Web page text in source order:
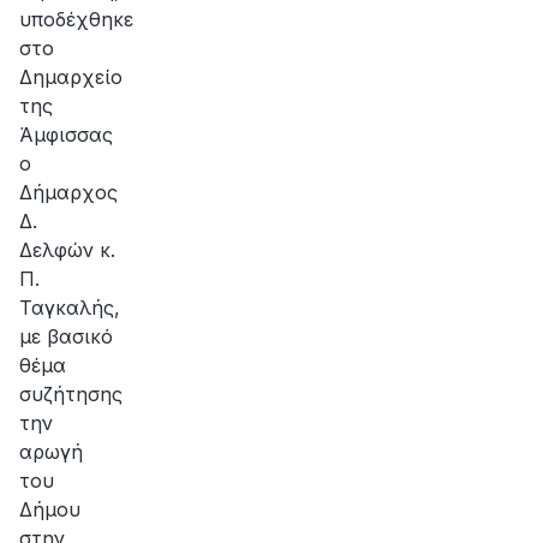
υποδέχθηκε
στο
Δημαρχείο
της
Άμφισσας
ο
Δήμαρχος
Δ.
Δελφών κ.
Π.
Ταγκαλής,
με βασικό
θέμα
συζήτησης
την
αρωγή
του
Δήμου
στην